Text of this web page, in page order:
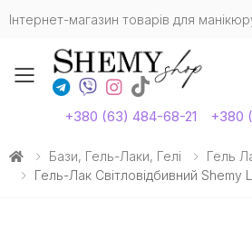
Інтернет-магазин товарів для
Toggle mobile
+380 (63) 484-68-21 +380
Бази, Гель-Лаки, Гелі
Гель
Гель-Лак Світловідбивний